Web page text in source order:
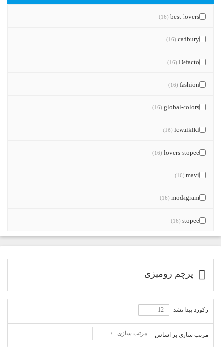
best-lovers
(16)
cadbury
(16)
Defacto
(16)
fashion
(16)
global-colors
(16)
lcwaikiki
(16)
lovers-stopee
(16)
mavi
(16)
modagram
(16)
stopee
(16)
پرچم رومیزی
رکورد پیدا نشد
مرتب سازی بر اساس مرتب سازی +/-